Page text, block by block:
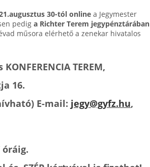
30-tól online a Jegymester
pedig a Richter Terem jegypénztárában
műsora elérhető a zenekar hivatalos
KONFERENCIA TEREM,
16.
E-mail: jegy@gyfz.hu,